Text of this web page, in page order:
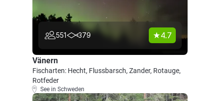
551 379 4.7
Vänern
Fischarten: Hecht, Flussbarsch, Zander, Rotauge,
Rotfeder
See in Schweden